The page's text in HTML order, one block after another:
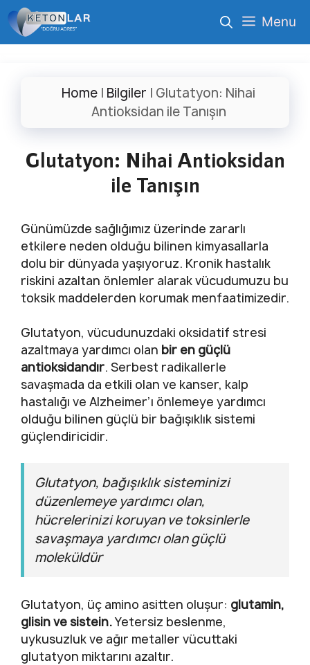
İçeriğe
atla
Menu
Home | Bilgiler | Glutatyon: Nihai
Antioksidan ile Tanışın
Glutatyon: Nihai Antioksidan
ile Tanışın
Günümüzde sağlığımız üzerinde zararlı
etkilere neden olduğu bilinen kimyasallarla
dolu bir dünyada yaşıyoruz. Kronik hastalık
riskini azaltan önlemler alarak vücudumuzu bu
toksik maddelerden korumak menfaatimizedir.
Glutatyon, vücudunuzdaki oksidatif stresi
azaltmaya yardımcı olan bir en güçlü
antioksidandır. Serbest radikallerle
savaşmada da etkili olan ve kanser, kalp
hastalığı ve Alzheimer’ı önlemeye yardımcı
olduğu bilinen güçlü bir bağışıklık sistemi
güçlendiricidir.
Glutatyon, bağışıklık sisteminizi
düzenlemeye yardımcı olan,
hücrelerinizi koruyan ve toksinlerle
savaşmaya yardımcı olan güçlü
moleküldür
Glutatyon, üç amino asitten oluşur: glutamin,
glisin ve sistein.Yetersiz beslenme,
uykusuzluk ve ağır metaller vücuttaki
glutatyon miktarını azaltır.